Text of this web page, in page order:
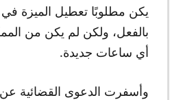
يكن مطلوبًا تعطيل الميزة في
بالفعل، ولكن لم يكن من
أي ساعات جديدة.
وأسفرت الدعوى